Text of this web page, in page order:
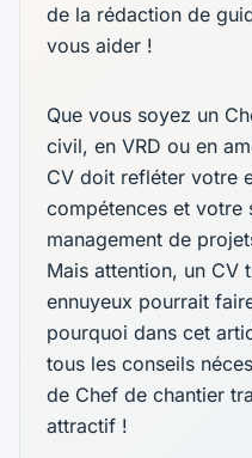
de la rédaction de
vous aider !
Que vous soyez un
civil, en VRD ou en
CV doit refléter votre
compétences et votre
management de
Mais attention, un CV
ennuyeux pourrait
pourquoi dans cet
tous les conseils
de Chef de chantier
attractif !